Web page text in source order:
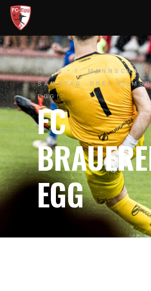
HOME
1. MANNSCHAFT
SAMSTAG: DREI
EGG!
FC
EGG